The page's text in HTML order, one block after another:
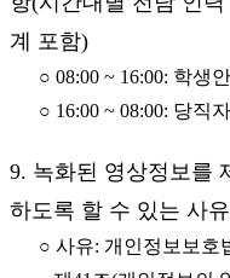
계 포함)
○ 08:00 ~ 16:00: 학생
○ 16:00 ~ 08:00: 당직
9. 녹화된 영상정보를
하도록 할 수 있는 사
○ 사유: 개인정보보호